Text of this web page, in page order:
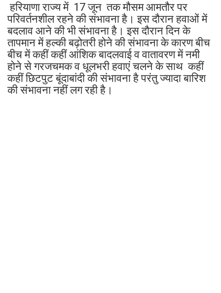
हरियाणा राज्य में 17 जून तक मौसम आमतौर पर
परिवर्तनशील रहने की संभावना है। इस दौरान हवाओं में
बदलाव आने की भी संभावना है। इस दौरान दिन के
तापमान में हल्की बढ़ोतरी होने की संभावना के कारण बीच
बीच में कहीं कहीं आंशिक बादलवाई व वातावरण में नमी
होने से गरजचमक व धूलभरी हवाएं चलने के साथ कहीं
कहीं छिटपुट बूंदाबांदी की संभावना है परंतु ज्यादा बारिश
की संभावना नहीं लग रही है।